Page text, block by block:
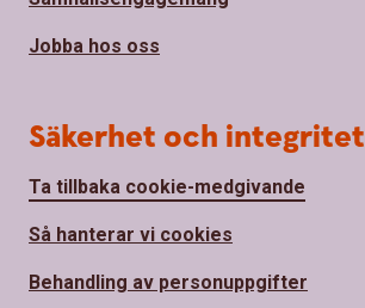
Jobba hos oss
Säkerhet och integritet
Ta tillbaka cookie-medgivande
Så hanterar vi cookies
Behandling av personuppgifter